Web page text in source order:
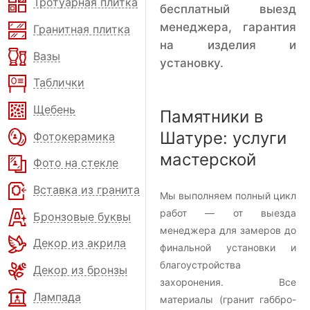
Гранитная плитка
Вазы
Таблички
Щебень
Фотокерамика
Фото на стекле
Вставка из гранита
Бронзовые буквы
Декор из акрила
Декор из бронзы
Лампада
бесплатный выезд
менеджера, гарантия
на изделия и
установку.
Памятники в
Шатуре: услуги
мастерской
Мы выполняем полный цикл
работ — от выезда
менеджера для замеров до
финальной установки и
благоустройства
захоронения. Все
материалы (гранит габбро-